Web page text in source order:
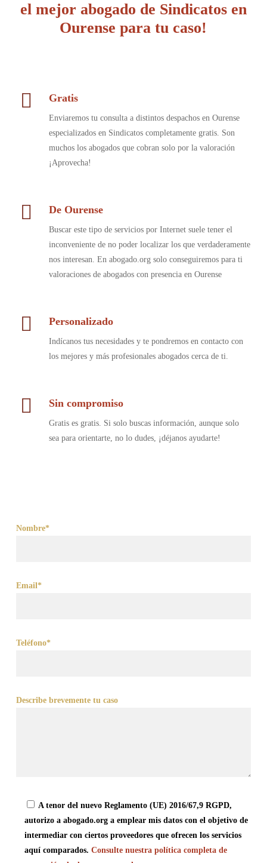
el mejor abogado de Sindicatos en
Ourense para tu caso!
Gratis
Enviaremos tu consulta a distintos despachos en Ourense
especializados en Sindicatos completamente gratis. Son
muchos los abogados que cobran solo por la valoración
¡Aprovecha!
De Ourense
Buscar este tipo de servicios por Internet suele tener el
inconveniente de no poder localizar los que verdaderamente
nos interesan. En abogado.org solo conseguiremos para ti
valoraciones de abogados con presencia en Ourense
Personalizado
Indícanos tus necesidades y te pondremos en contacto con
los mejores y más profesionales abogados cerca de ti.
Sin compromiso
Gratis es gratis. Si solo buscas información, aunque solo
sea para orientarte, no lo dudes, ¡déjanos ayudarte!
Nombre*
Email*
Teléfono*
Describe brevemente tu caso
A tenor del nuevo Reglamento (UE) 2016/67,9 RGPD,
autorizo a abogado.org a emplear mis datos con el objetivo de
intermediar con ciertos proveedores que ofrecen los servicios
aquí comparados. Consulte nuestra política completa de